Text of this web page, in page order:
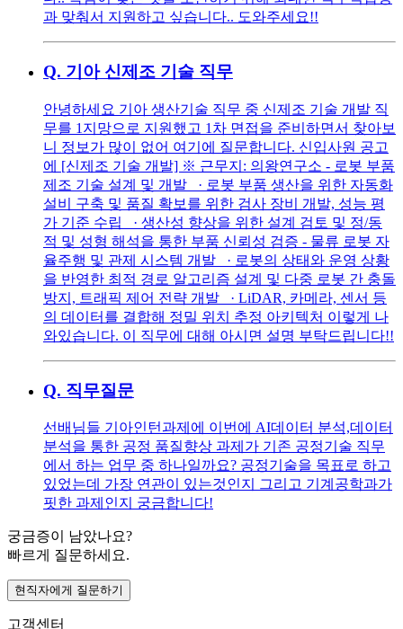
과 맞춰서 지원하고 싶습니다.. 도와주세요!!
Q. 기아 신제조 기술 직무
안녕하세요 기아 생산기술 직무 중 신제조 기술 개발 직
무를 1지망으로 지원했고 1차 면접을 준비하면서 찾아보
니 정보가 많이 없어 여기에 질문합니다. 신입사원 공고
에 [신제조 기술 개발] ※ 근무지: 의왕연구소 - 로봇 부품
제조 기술 설계 및 개발 · 로봇 부품 생산을 위한 자동화
설비 구축 및 품질 확보를 위한 검사 장비 개발, 성능 평
가 기준 수립 · 생산성 향상을 위한 설계 검토 및 정/동
적 및 성형 해석을 통한 부품 신뢰성 검증 - 물류 로봇 자
율주행 및 관제 시스템 개발 · 로봇의 상태와 운영 상황
을 반영한 최적 경로 알고리즘 설계 및 다중 로봇 간 충돌
방지, 트래픽 제어 전략 개발 · LiDAR, 카메라, 센서 등
의 데이터를 결합해 정밀 위치 추정 아키텍처 이렇게 나
와있습니다. 이 직무에 대해 아시면 설명 부탁드립니다!!
Q. 직무질문
선배님들 기아인턴과제에 이번에 AI데이터 분석,데이터
분석을 통한 공정 품질향상 과제가 기존 공정기술 직무
에서 하는 업무 중 하나일까요? 공정기술을 목표로 하고
있었는데 가장 연관이 있는것인지 그리고 기계공학과가
핏한 과제인지 궁금합니다!
궁금증이 남았나요?
빠르게 질문하세요.
현직자에게 질문하기
고객센터